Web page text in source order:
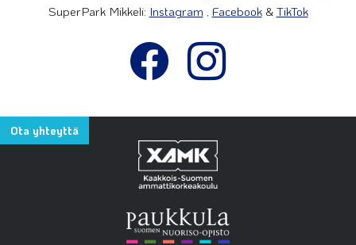
SuperPark Mikkeli: Instagram Facebook& TikTok
Ota yhteyttä